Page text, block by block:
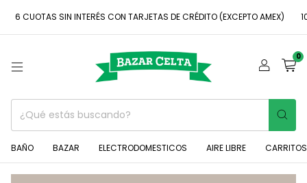
SIN INTERÉS CON TARJETAS DE CRÉDITO (EXCEPTO AMEX) 10 %
0
BAÑO BAZAR ELECTRODOMESTICOS AIRE LIBRE